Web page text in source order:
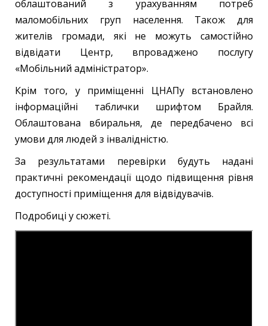
облаштований з урахуванням потреб
маломобільних груп населення. Також для
жителів громади, які не можуть самостійно
відвідати Центр, впроваджено послугу
«Мобільний адміністратор».
Крім того, у приміщенні ЦНАПу встановлено
інформаційні таблички шрифтом Брайля.
Облаштована вбиральня, де передбачено всі
умови для людей з інвалідністю.
За результатами перевірки будуть надані
практичні рекомендації щодо підвищення рівня
доступності приміщення для відвідувачів.
Подробиці у сюжеті.